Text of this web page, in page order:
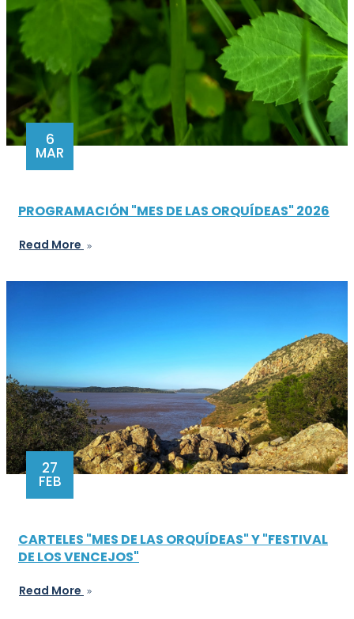
6
MAR
PROGRAMACIÓN "MES DE LAS ORQUÍDEAS" 2026
Read More
27
FEB
CARTELES "MES DE LAS ORQUÍDEAS" Y "FESTIVAL
DE LOS VENCEJOS"
Read More